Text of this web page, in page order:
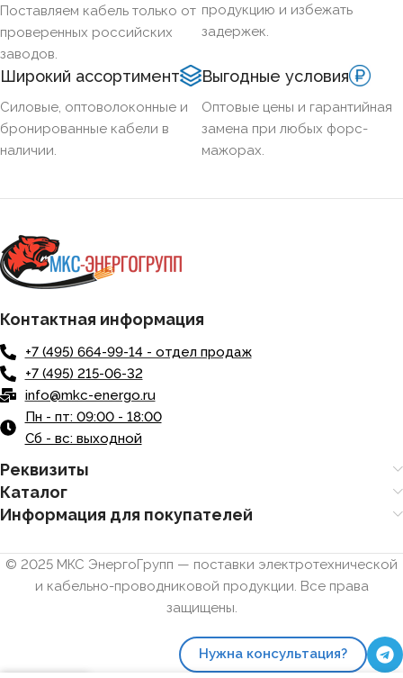
Поставляем кабель только от
проверенных российских
заводов.
продукцию и избежать
задержек.
Широкий ассортимент
Силовые, оптоволоконные и
бронированные кабели в
наличии.
Выгодные условия
Оптовые цены и гарантийная
замена при любых форс-
мажорах.
Контактная информация
+7 (495) 664-99-14 - отдел продаж
+7 (495) 215-06-32
info@mkc-energo.ru
Пн - пт: 09:00 - 18:00
Сб - вс: выходной
Реквизиты
Каталог
Информация для покупателей
© 2025 МКС ЭнергоГрупп — поставки электротехнической
и кабельно-проводниковой продукции. Все права
защищены.
Нужна консультация?